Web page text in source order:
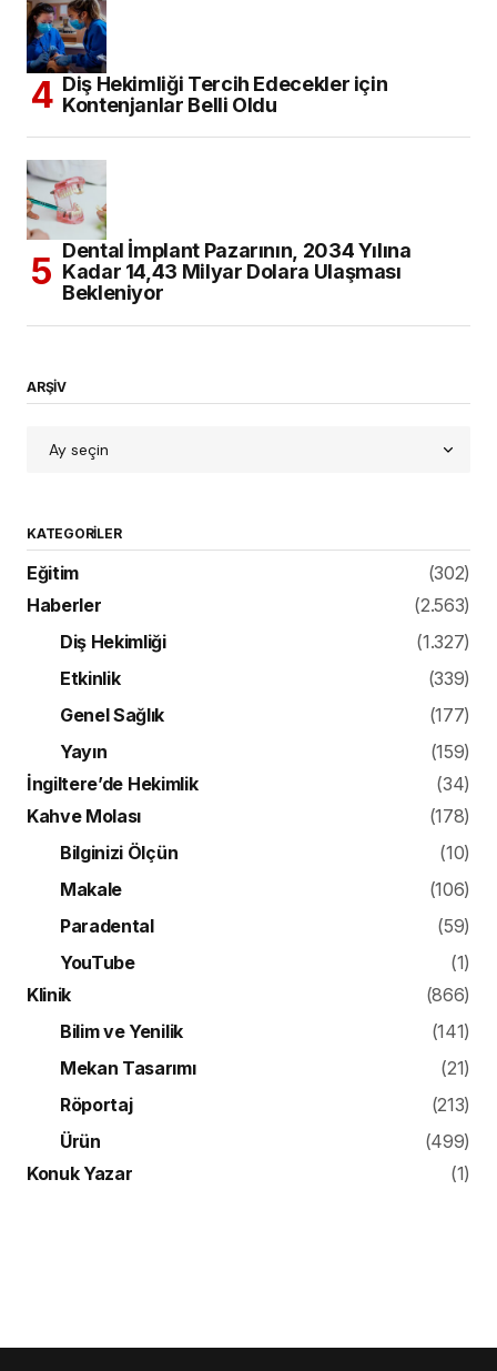
Diş Hekimliği Tercih Edecekler için
Kontenjanlar Belli Oldu
Dental İmplant Pazarının, 2034 Yılına
Kadar 14,43 Milyar Dolara Ulaşması
Bekleniyor
ARŞİV
KATEGORILER
Eğitim
(302)
Haberler
(2.563)
Diş Hekimliği
(1.327)
Etkinlik
(339)
Genel Sağlık
(177)
Yayın
(159)
İngiltere’de Hekimlik
(34)
Kahve Molası
(178)
Bilginizi Ölçün
(10)
Makale
(106)
Paradental
(59)
YouTube
(1)
Klinik
(866)
Bilim ve Yenilik
(141)
Mekan Tasarımı
(21)
Röportaj
(213)
Ürün
(499)
Konuk Yazar
(1)